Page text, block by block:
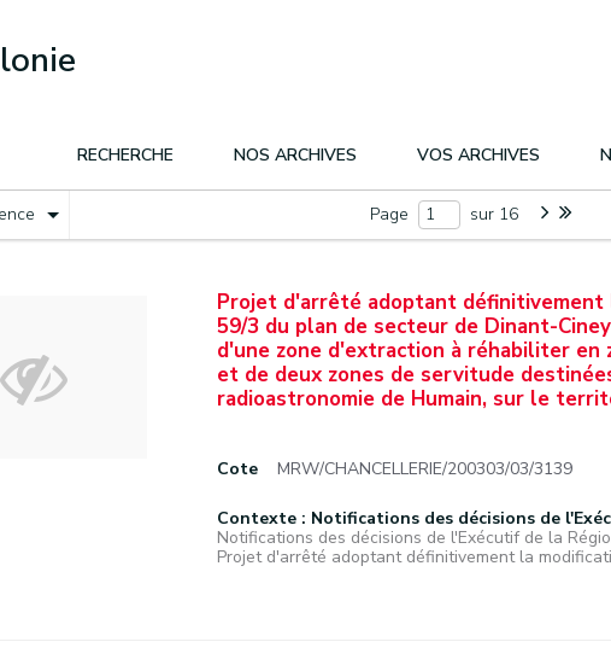
RECHERCHE NOS ARCHIVES VOS ARCHIVES
Page sur 16
Projet d'arrêté adoptant définitivement
59/3 du plan de secteur de Dinant-
d'une zone d'extraction à réhabiliter
et de deux zones de servitude
radioastronomie de Humain, sur le
Cote MRW/CHANCELLERIE/200303/03/3139
Contexte : Notifications des décisions de
Notifications des décisions de l'Exécutif de la
Projet d'arrêté adoptant définitivement la